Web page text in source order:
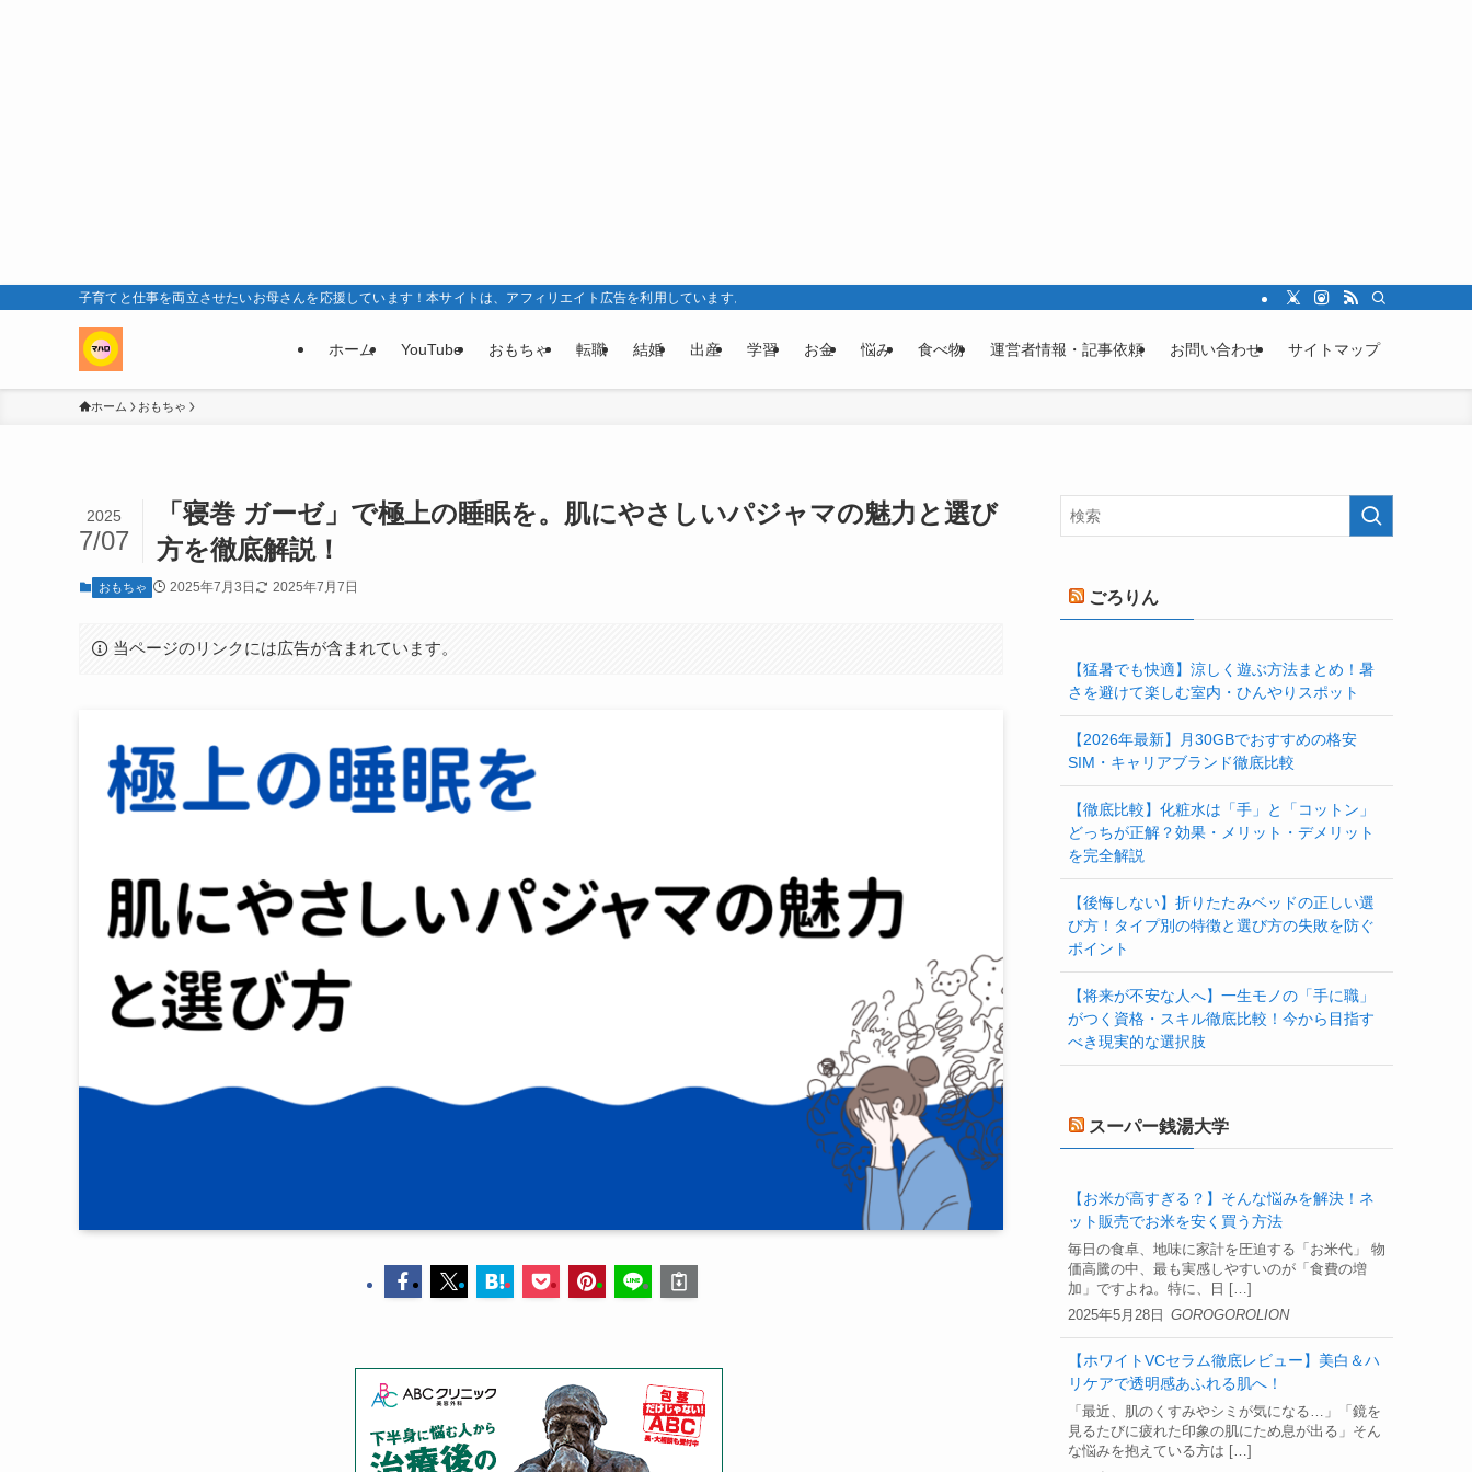
子育てと仕事を両立させたいお母さんを応援しています！本サイトは、アフィリエイト広告を利用しています。
ホーム YouTube おもちゃ 転職 結婚 出産 学習 お金 悩み 食べ物 運営者情報・記事依頼 お問い合わせ サイトマップ
ホーム おもちゃ
「寝巻 ガーゼ」で極上の睡眠を。肌にやさしいパジャマの魅力と選び
方を徹底解説！
2025
7/07
おもちゃ 2025年7月3日 2025年7月7日
当ページのリンクには広告が含まれています。
ごろりん
【猛暑でも快適】涼しく遊ぶ方法まとめ！暑
さを避けて楽しむ室内・ひんやりスポット
【2026年最新】月30GBでおすすめの格安
SIM・キャリアブランド徹底比較
【徹底比較】化粧水は「手」と「コットン」
どっちが正解？効果・メリット・デメリット
を完全解説
【後悔しない】折りたたみベッドの正しい選
び方！タイプ別の特徴と選び方の失敗を防ぐ
ポイント
【将来が不安な人へ】一生モノの「手に職」
がつく資格・スキル徹底比較！今から目指す
べき現実的な選択肢
スーパー銭湯大学
【お米が高すぎる？】そんな悩みを解決！ネ
ット販売でお米を安く買う方法
2025年5月28日
毎日の食卓、地味に家計を圧迫する「お米代」 物
価高騰の中、最も実感しやすいのが「食費の増
加」ですよね。特に、日 […]
GOROGOROLION
【ホワイトVCセラム徹底レビュー】美白＆ハ
リケアで透明感あふれる肌へ！
「最近、肌のくすみやシミが気になる…」「鏡を
見るたびに疲れた印象の肌にため息が出る」そん
な悩みを抱えている方は […]